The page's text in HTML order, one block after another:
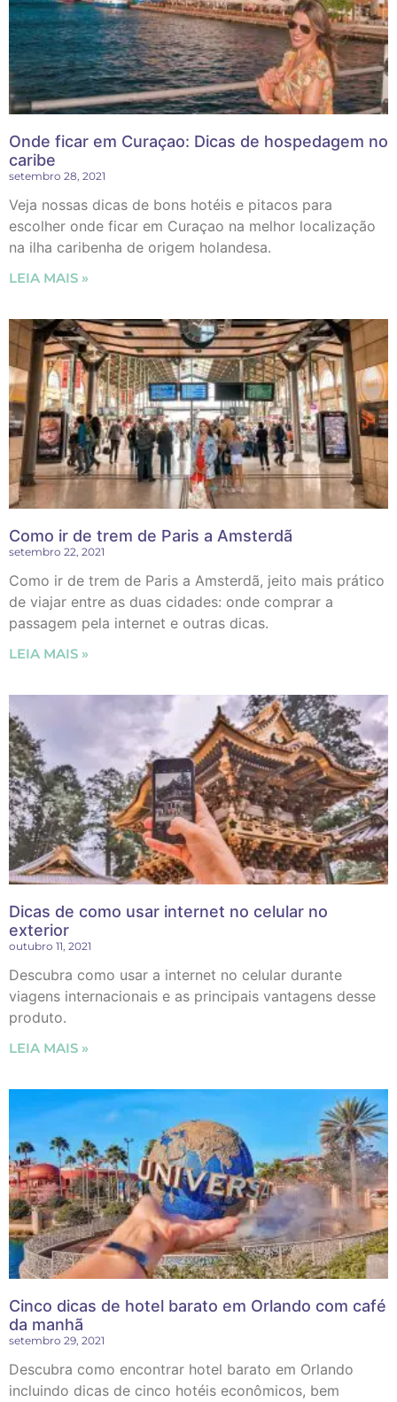
Onde ficar em Curaçao: Dicas de hospedagem no
caribe
setembro 28, 2021
Veja nossas dicas de bons hotéis e pitacos para
escolher onde ficar em Curaçao na melhor localização
na ilha caribenha de origem holandesa.
LEIA MAIS »
Como ir de trem de Paris a Amsterdã
setembro 22, 2021
Como ir de trem de Paris a Amsterdã, jeito mais prático
de viajar entre as duas cidades: onde comprar a
passagem pela internet e outras dicas.
LEIA MAIS »
Dicas de como usar internet no celular no
exterior
outubro 11, 2021
Descubra como usar a internet no celular durante
viagens internacionais e as principais vantagens desse
produto.
LEIA MAIS »
Cinco dicas de hotel barato em Orlando com café
da manhã
setembro 29, 2021
Descubra como encontrar hotel barato em Orlando
incluindo dicas de cinco hotéis econômicos, bem